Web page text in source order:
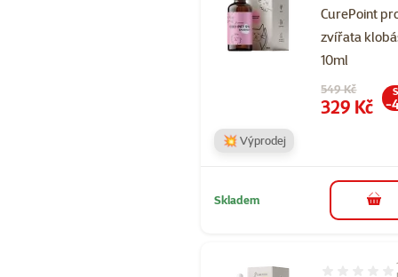
CurePoint
zvířata
10ml
Původní cena
549 Kč
Cena
329 Kč -
💥 Výprodej
Skladem do